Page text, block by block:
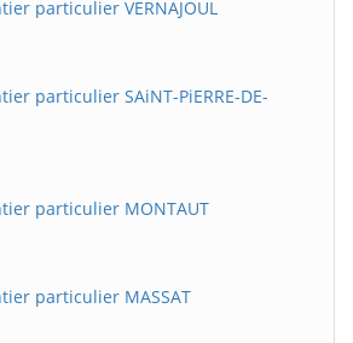
particulier VERNAJOUL
particulier SAiNT-PiERRE-DE-
particulier MONTAUT
particulier MASSAT